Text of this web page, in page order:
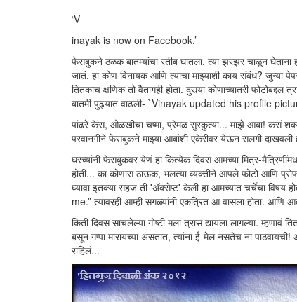
‘V
inayak is now on Facebook.’
फेसबुकने ठळक बातम्यांचा रतीब घातला. त्या झरझर चाळून
जातं. हा कोण विनायक आणि त्याचा माझ्याशी काय संबंध? जुन्या
तितकाच क्षणिक तो वैतागही होता. दुसर्‍या कोणाच्यातरी
बातमी पुढ्यात वाढली- `Vinayak updated his profile
पांढरे केस, ओळखीचा चष्मा, प्रेमळ सुरकुत्या... माझे आबा! कसं
परवानगीने फेसबुकने माझ्या आबांशी एकेरीवर येऊन सलगी दाखवली
घरच्यांनी फेसबुकवर येणं हा कित्येक दिवस आमच्या मित्र-
होती... का कोणास ठाऊक, भलत्या व्यक्तीने आपले फोटो आणि
घ्यावा इतक्या सहज ती 'अ‍ॅक्सेप्ट' केली हा आमच्यात चर्चेचा विषय
me.” त्यावरही आम्ही सगळ्यांनी एकत्रित आ वासला होता.
किती दिवस साचलेल्या गोष्टी मला त्रास द्यायला लागल्या.
बसून गप्पा मारायच्या असतात, त्यांना ई-मेल नसतेच ना
राहिलं...